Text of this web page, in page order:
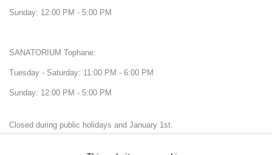
Sunday: 12:00 PM - 5:00 PM
SANATORIUM Tophane:
Tuesday - Saturday: 11:00 PM - 6:00 PM
Sunday: 12:00 PM - 5:00 PM
Closed during public holidays and January 1st.